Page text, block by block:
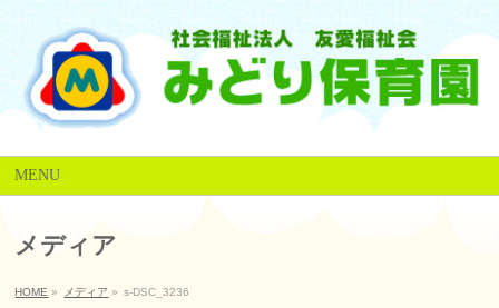
MENU
メディア
HOME » メディア » s-DSC_3236